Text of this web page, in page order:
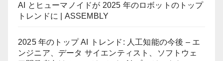
AI とヒューマノイドが 2025 年のロボットのトップ
トレンドに | ASSEMBLY
2025 年のトップ AI トレンド: 人工知能の今後 – エ
ンジニア、データ サイエンティスト、ソフトウェ